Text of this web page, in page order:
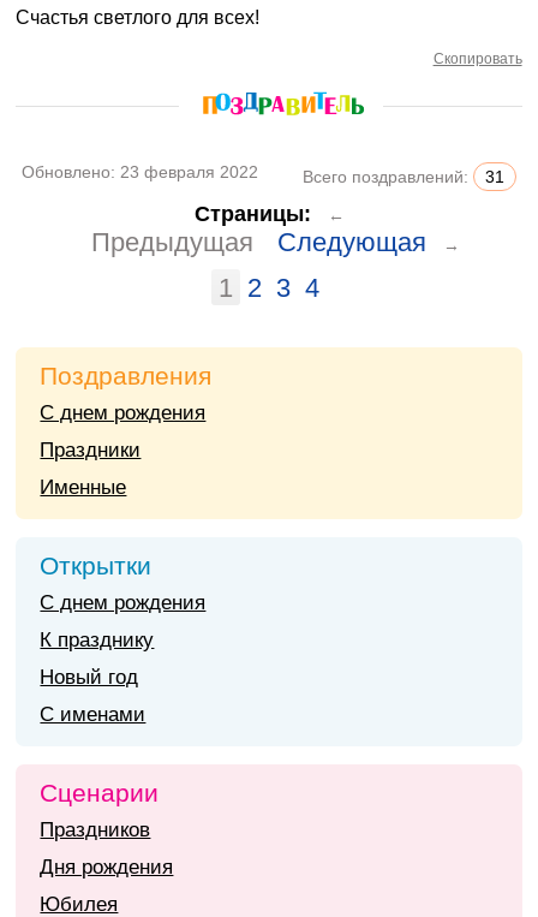
Счастья светлого для всех!
Скопировать
Обновлено: 23 февраля 2022 Всего поздравлений: 31
Страницы: ←
Предыдущая Следующая →
1 2 3 4
Поздравления
С днем рождения
Праздники
Именные
Открытки
С днем рождения
К празднику
Новый год
С именами
Сценарии
Праздников
Дня рождения
Юбилея